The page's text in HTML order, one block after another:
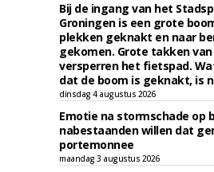
Bij de ingang van het
Groningen is een grote
plekken geknakt en naar
gekomen. Grote takken
versperren het fietspad.
dat de boom is geknakt, is
dinsdag 4 augustus 2026
Emotie na stormschade op
nabestaanden willen dat
portemonnee
maandag 3 augustus 2026